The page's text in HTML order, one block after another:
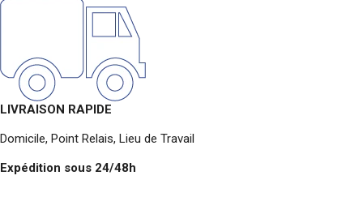
LIVRAISON RAPIDE
Domicile, Point Relais, Lieu de Travail
Expédition sous 24/48h